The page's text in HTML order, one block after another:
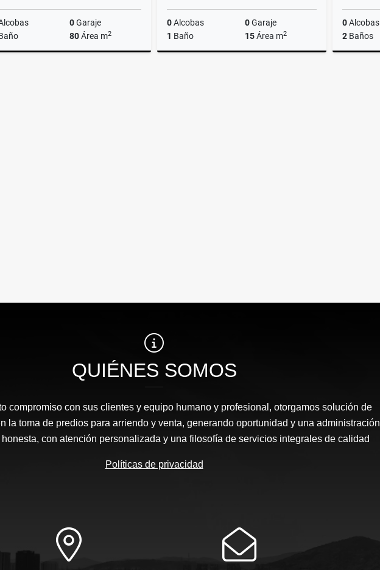
0Garaje
80Área m2
0Alcobas 0Garaje
1 Baño 15Área m2
0Alcobas
2 Baños
QUIÉNES SOMOS
compromiso con sus clientes y equipo humano y profesional, otorgamos solución de
la toma de predios para arriendo y venta, generando oportunidad y una administración
con atención personalizada y una filosofía de servicios integrales de calidad
Políticas de privacidad